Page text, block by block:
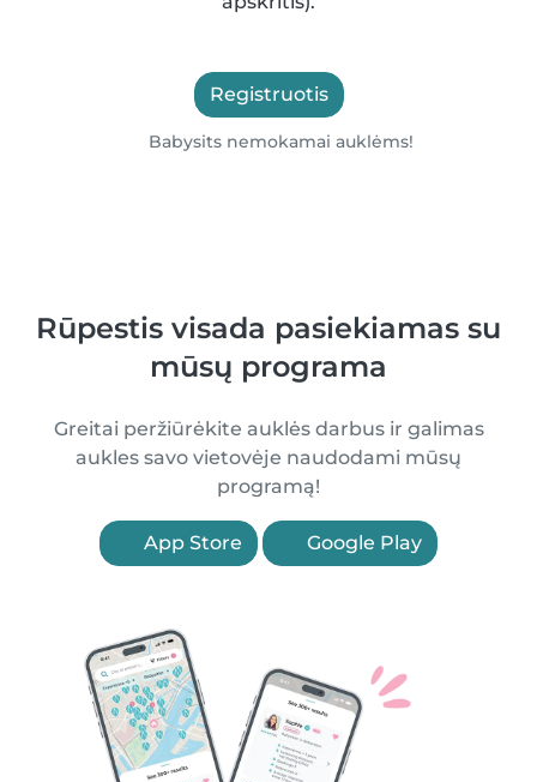
Registruotis
Babysits nemokamai auklėms!
Rūpestis visada pasiekiamas su
mūsų programa
Greitai peržiūrėkite auklės darbus ir galimas
aukles savo vietovėje naudodami mūsų
programą!
App Store Google Play